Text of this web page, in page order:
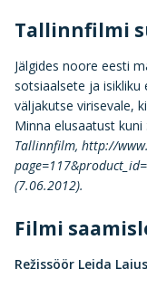
Tallinnfilmi
Jälgides noore eesti
sotsiaalsete ja isikliku
väljakutse virisevale,
Minna elusaatust
Tallinnfilm, http://
(7.06.2012).
Filmi
Režissöör Leida